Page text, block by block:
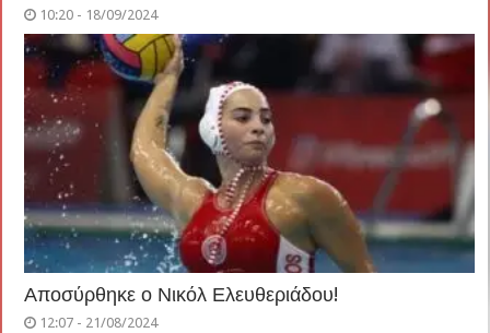
10:20 - 18/09/2024
Αποσύρθηκε ο Νικόλ Ελευθεριάδου!
12:07 - 21/08/2024